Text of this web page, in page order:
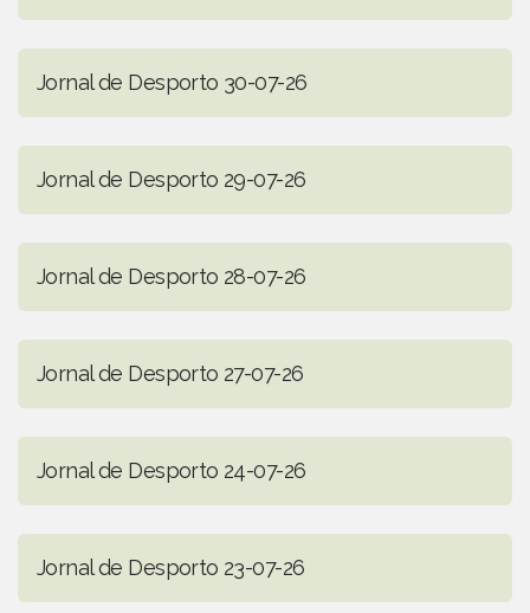
Jornal de Desporto 30-07-26
Jornal de Desporto 29-07-26
Jornal de Desporto 28-07-26
Jornal de Desporto 27-07-26
Jornal de Desporto 24-07-26
Jornal de Desporto 23-07-26